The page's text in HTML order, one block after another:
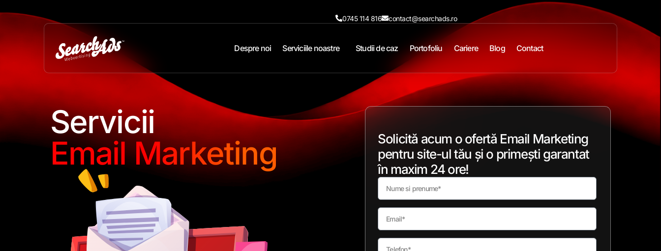
0745 114 816 contact@searchads.ro
Despre noi Serviciile noastre Studii de caz Portofoliu Cariere Blog Contact
Servicii
Email Marketing
Solicită acum o ofertă Email Marketing
pentru site-ul tău și o primești garantat
în maxim 24 ore!